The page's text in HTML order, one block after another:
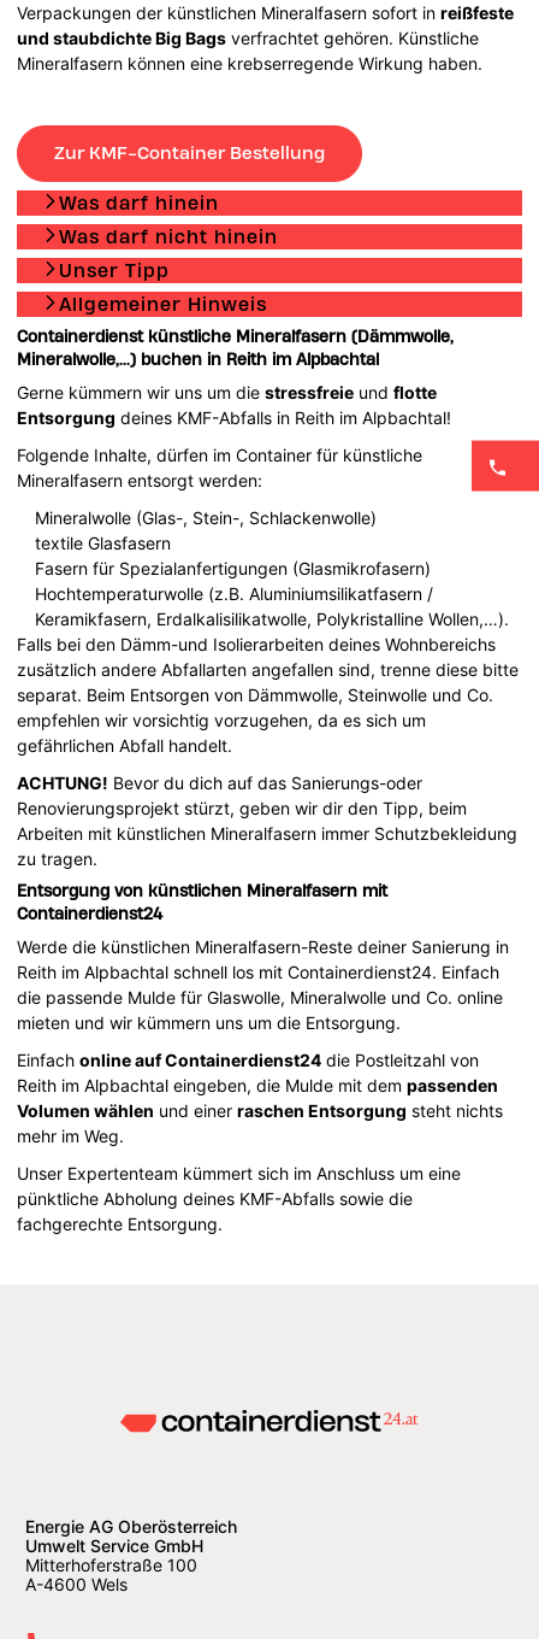
Verpackungen der künstlichen Mineralfasern sofort inreißfeste
und staubdichte Big Bags verfrachtet gehören. Künstliche
Mineralfasern können eine krebserregende Wirkung haben.
Zur KMF-Container Bestellung
Was darf hinein
Was darf nicht hinein
Unser Tipp
Allgemeiner Hinweis
Containerdienst künstliche Mineralfasern (Dämmwolle,
Mineralwolle,...) buchen in Reith im Alpbachtal
Gerne kümmern wir uns um diestressfreie undflotte
Entsorgung deines KMF-Abfalls in Reith im Alpbachtal!
Folgende Inhalte, dürfen im Container für künstliche
Mineralfasern entsorgt werden:
Mineralwolle (Glas-, Stein-, Schlackenwolle)
textile Glasfasern
Fasern für Spezialanfertigungen (Glasmikrofasern)
Hochtemperaturwolle (z.B. Aluminiumsilikatfasern /
Keramikfasern, Erdalkalisilikatwolle, Polykristalline Wollen,…).
Falls bei den Dämm-und Isolierarbeiten deines Wohnbereichs
zusätzlich andere Abfallarten angefallen sind, trenne diese bitte
separat. Beim Entsorgen von Dämmwolle, Steinwolle und Co.
empfehlen wir vorsichtig vorzugehen, da es sich um
gefährlichen Abfall handelt.
ACHTUNG! Bevor du dich auf das Sanierungs-oder
Renovierungsprojekt stürzt, geben wir dir den Tipp, beim
Arbeiten mit künstlichen Mineralfasern immer Schutzbekleidung
zu tragen.
Entsorgung von künstlichen Mineralfasern mit
Containerdienst24
Werde die künstlichen Mineralfasern-Reste deiner Sanierung in
Reith im Alpbachtal schnell los mit Containerdienst24. Einfach
die passende Mulde für Glaswolle, Mineralwolle und Co. online
mieten und wir kümmern uns um die Entsorgung.
Einfachonline auf Containerdienst24 die Postleitzahl von
Reith im Alpbachtal eingeben, die Mulde mit dempassenden
Volumen wählen und einerraschen Entsorgung steht nichts
mehr im Weg.
Unser Expertenteam kümmert sich im Anschluss um eine
pünktliche Abholung deines KMF-Abfalls sowie die
fachgerechte Entsorgung.
Energie AG Oberösterreich
Umwelt Service GmbH
Mitterhoferstraße 100
A-4600 Wels